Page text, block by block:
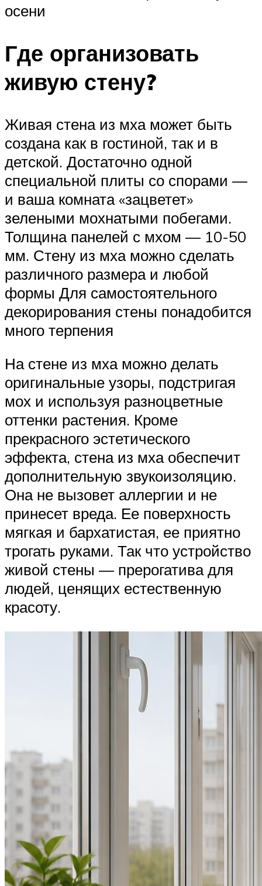
осени
Где организовать
живую стену?
Живая стена из мха может быть
создана как в гостиной, так и в
детской. Достаточно одной
специальной плиты со спорами —
и ваша комната «зацветет»
зелеными мохнатыми побегами.
Толщина панелей с мхом — 10-50
мм. Стену из мха можно сделать
различного размера и любой
формы Для самостоятельного
декорирования стены понадобится
много терпения
На стене из мха можно делать
оригинальные узоры, подстригая
мох и используя разноцветные
оттенки растения. Кроме
прекрасного эстетического
эффекта, стена из мха обеспечит
дополнительную звукоизоляцию.
Она не вызовет аллергии и не
принесет вреда. Ее поверхность
мягкая и бархатистая, ее приятно
трогать руками. Так что устройство
живой стены — прерогатива для
людей, ценящих естественную
красоту.